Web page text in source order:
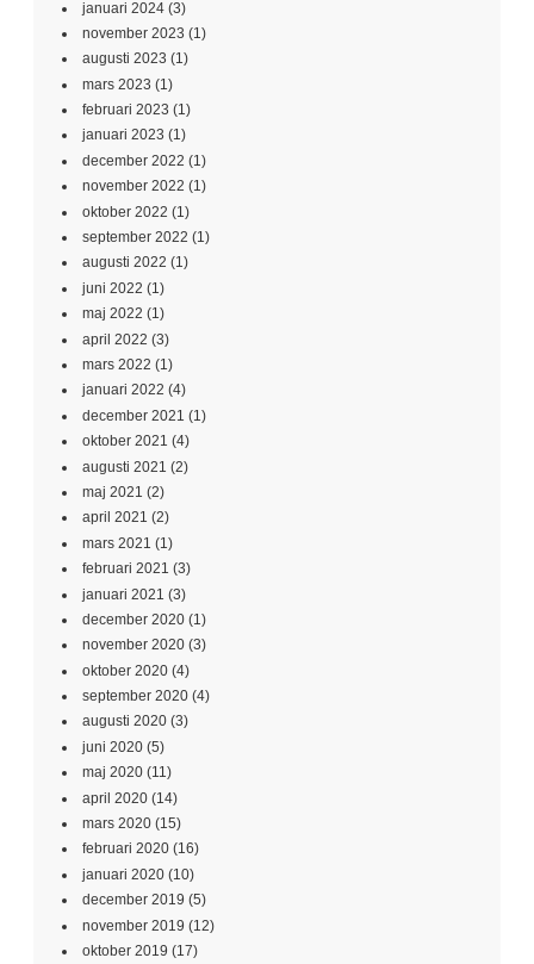
januari 2024 (3)
november 2023 (1)
augusti 2023 (1)
mars 2023 (1)
februari 2023 (1)
januari 2023 (1)
december 2022 (1)
november 2022 (1)
oktober 2022 (1)
september 2022 (1)
augusti 2022 (1)
juni 2022 (1)
maj 2022 (1)
april 2022 (3)
mars 2022 (1)
januari 2022 (4)
december 2021 (1)
oktober 2021 (4)
augusti 2021 (2)
maj 2021 (2)
april 2021 (2)
mars 2021 (1)
februari 2021 (3)
januari 2021 (3)
december 2020 (1)
november 2020 (3)
oktober 2020 (4)
september 2020 (4)
augusti 2020 (3)
juni 2020 (5)
maj 2020 (11)
april 2020 (14)
mars 2020 (15)
februari 2020 (16)
januari 2020 (10)
december 2019 (5)
november 2019 (12)
oktober 2019 (17)